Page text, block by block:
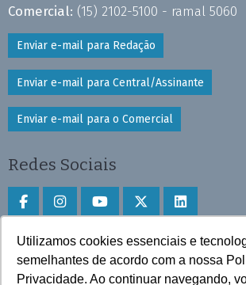
Utilizamos cookies essenciais e
semelhantes de acordo com a nossa
Privacidade. Ao continuar navegando,
Comercial: (15) 2102-5100 - ramal 5060
Enviar e-mail para Redação
Enviar e-mail para Central/Assinante
Enviar e-mail para o Comercial
Redes Sociais
Faça download do aplicativo
Play Store e App Store